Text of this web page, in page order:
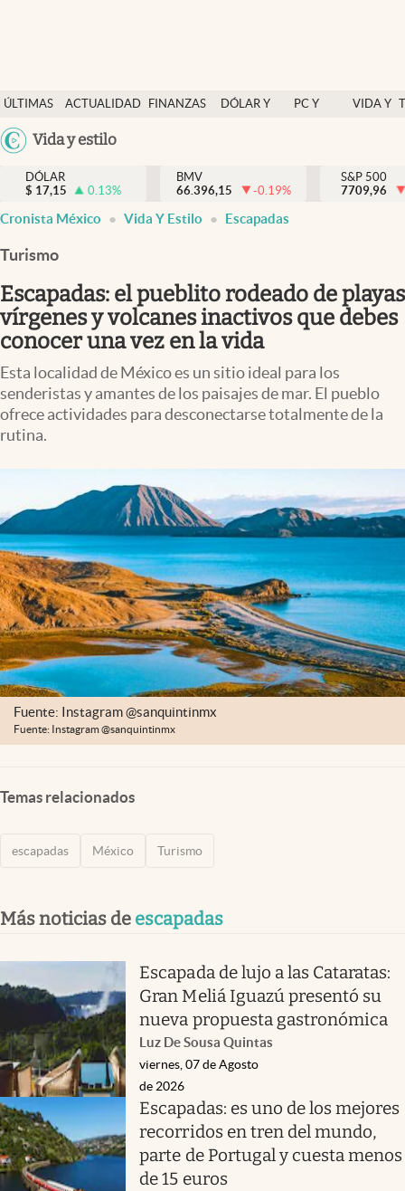
ÚLTIMAS
NOTICIAS
ACTUALIDAD
FINANZAS
DÓLAR Y
PC Y
VIDA Y
México
Vida y estilo
Actualidad
Finanzas y economía
Dólar y mercados
Pc y celular
Vida y estilo
Tv
Clima
abre en nueva pestaña
México
DÓLAR
$ 17,15 0.13%
BMV
66.396,15
-0.19%
S&P 500
7709,96
Cronista México Vida Y Estilo Escapadas
Turismo
Escapadas: el pueblito rodeado de playas
vírgenes y volcanes inactivos que debes
conocer una vez en la vida
Esta localidad de México es un sitio ideal para los
senderistas y amantes de los paisajes de mar. El pueblo
ofrece actividades para desconectarse totalmente de la
rutina.
Fuente: Instagram @sanquintinmx
Fuente: Instagram @sanquintinmx
Temas relacionados
escapadas México Turismo
Más noticias de escapadas
Escapada de lujo a las Cataratas:
Gran Meliá Iguazú presentó su
nueva propuesta gastronómica
Luz De Sousa Quintas
viernes, 07 de Agosto
de 2026
Escapadas: es uno de los mejores
recorridos en tren del mundo,
parte de Portugal y cuesta menos
de 15 euros